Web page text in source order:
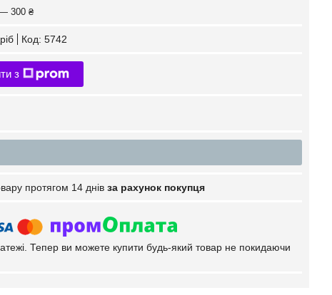
— 300 ₴
Код: 5742
з
протягом 14 днів за рахунок покупця
Тепер ви можете купити будь-який товар не покидаючи